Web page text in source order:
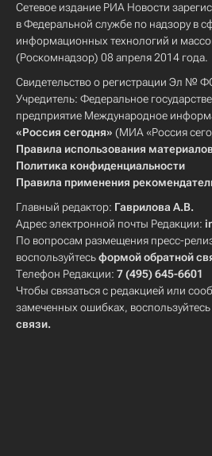
Сетевое издание РИА Новости
в Федеральной службе по надзору в
информационных технологий и
(Роскомнадзор) 08 апреля 2014 года.
Свидетельство о регистрации Эл №
Учредитель: Федеральное
предприятие Международное
«Россия сегодня» (МИА «Россия
Правила использования
Политика конфиденциальности
Правила применения
Главный редактор: Гаврилова А.В.
Адрес электронной почты Редакции:
По вопросам размещения пресс-
воспользуйтесьформой обратной
Телефон Редакции: 7 (495) 645-6601
Чтобы связаться с редакцией или
замеченных ошибках, воспользуйтесь
связи.